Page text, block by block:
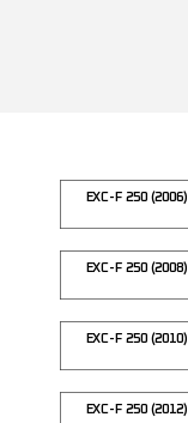
EXC-F 250 (2006)
EXC-F 250 (2008)
EXC-F 250 (2010)
EXC-F 250 (2012)